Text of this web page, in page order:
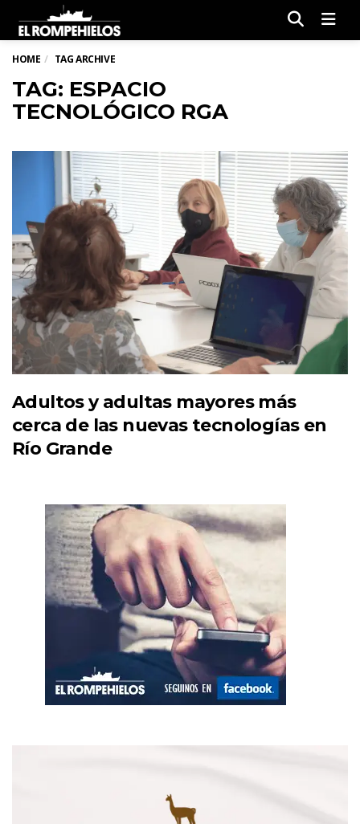
HOME TAG ARCHIVE
TAG: ESPACIO
TECNOLÓGICO RGA
Adultos y adultas mayores más
cerca de las nuevas tecnologías en
Río Grande